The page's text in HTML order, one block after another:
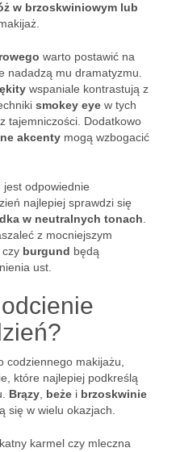
w brzoskwiniowym lub
warto postawić na
nadadzą mu dramatyzmu.
wspaniale kontrastują z
smokey eye w tych
tajemniczości. Dodatkowo
akcenty mogą wzbogacić
odpowiednie
najlepiej sprawdzi się
w neutralnych tonach
z mocniejszym
czy burgund będą
ust.
codziennego makijażu,
które najlepiej podkreślą
Brązy beże i brzoskwinie
się w wielu okazjach.
karmel czy mleczna